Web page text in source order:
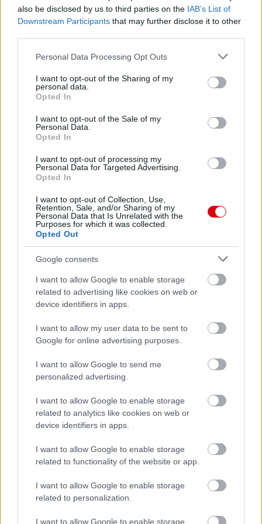
also be disclosed by us to third parties on the IAB’s List of
Downstream Participants that may further disclose it to other
Please note that this website/app uses one or more Google
not limited to your visit or usage behaviour. You may click to
grant or deny consent to Google and its third-party tags to
use your data for below specified purposes in below Google
consent section.
Personal Data Processing Opt Outs
I want to opt-out of the Sharing of my
personal data.
Opted In
I want to opt-out of the Sale of my
Personal Data.
Opted In
I want to opt-out of processing my
Personal Data for Targeted Advertising.
Opted In
I want to opt-out of Collection, Use,
Retention, Sale, and/or Sharing of my
Personal Data that Is Unrelated with the
Purposes for which it was collected.
Opted Out
Google consents
I want to allow Google to enable storage
related to advertising like cookies on web or
device identifiers in apps.
I want to allow my user data to be sent to
Google for online advertising purposes.
I want to allow Google to send me
personalized advertising.
I want to allow Google to enable storage
related to analytics like cookies on web or
device identifiers in apps.
I want to allow Google to enable storage
related to functionality of the website or app.
I want to allow Google to enable storage
related to personalization.
I want to allow Google to enable storage
Meccs Center